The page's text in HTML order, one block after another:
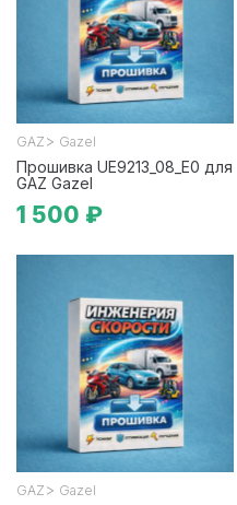
GAZ > Gazel
Прошивка UE9213_08_E0 для
GAZ Gazel
1 500 ₽
GAZ > Gazel